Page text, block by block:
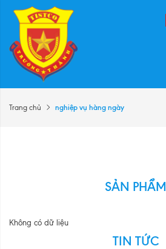
Trang chủ nghiệp vụ hàng ngày
SẢN PHẨM
Không có dữ liệu
TIN TỨC